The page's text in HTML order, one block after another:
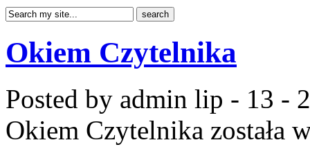
Okiem Czytelnika
Posted by admin lip - 13 -
Okiem Czytelnika została